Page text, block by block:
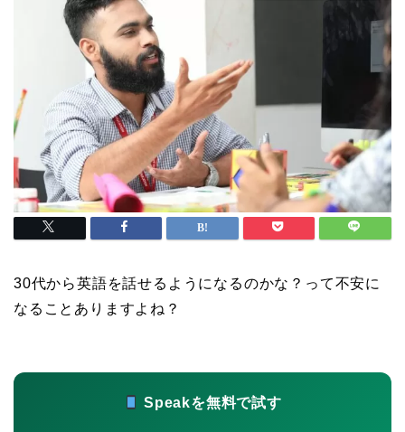
30代から英語を話せるようになるのかな？って不安に
なることありますよね？
Speakを無料で試す